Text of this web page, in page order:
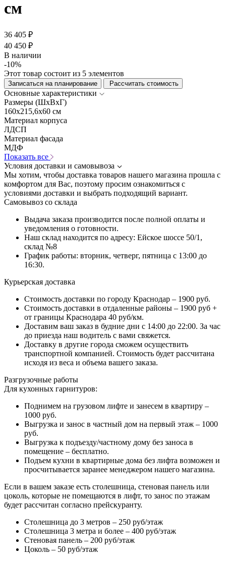
см
36 405 ₽
40 450 ₽
В наличии
-10%
Этот товар состоит из 5 элементов
Записаться на планирование Рассчитать стоимость
Основные характеристики
Размеры (ШхВхГ)
160x215,6x60 см
Материал корпуса
ЛДСП
Материал фасада
МДФ
Показать все
Условия доставки и самовывоза
Мы хотим, чтобы доставка товаров нашего магазина прошла с
комфортом для Вас, поэтому просим ознакомиться с
условиями доставки и выбрать подходящий вариант.
Самовывоз со склада
Выдача заказа производится после полной оплаты и
уведомления о готовности.
Наш склад находится по адресу: Ейское шоссе 50/1,
склад №8
График работы: вторник, четверг, пятница с 13:00 до
16:30.
Курьерская доставка
Стоимость доставки по городу Краснодар – 1900 руб.
Стоимость доставки в отдаленные районы – 1900 руб +
от границы Краснодара 40 руб/км.
Доставим ваш заказ в будние дни с 14:00 до 22:00. За час
до приезда наш водитель с вами свяжется.
Доставку в другие города сможем осуществить
транспортной компанией. Стоимость будет рассчитана
исходя из веса и объема вашего заказа.
Разгрузочные работы
Для кухонных гарнитуров:
Поднимем на грузовом лифте и занесем в квартиру –
1000 руб.
Выгрузка и занос в частный дом на первый этаж – 1000
руб.
Выгрузка к подъезду/частному дому без заноса в
помещение – бесплатно.
Подъем кухни в квартирные дома без лифта возможен и
просчитывается заранее менеджером нашего магазина.
Если в вашем заказе есть столешница, стеновая панель или
цоколь, которые не помещаются в лифт, то занос по этажам
будет рассчитан согласно прейскуранту.
Столешница до 3 метров – 250 руб/этаж
Столешница 3 метра и более – 400 руб/этаж
Стеновая панель – 200 руб/этаж
Цоколь – 50 руб/этаж